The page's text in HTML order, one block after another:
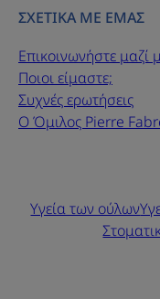
ΣΧΕΤΙΚΑ ΜΕ ΕΜΑΣ
Επικοινωνήστε μαζί
Ποιοι είμαστε;
Συχνές ερωτήσεις
Ο Όμιλος Pierre
Υγεία των ούλων